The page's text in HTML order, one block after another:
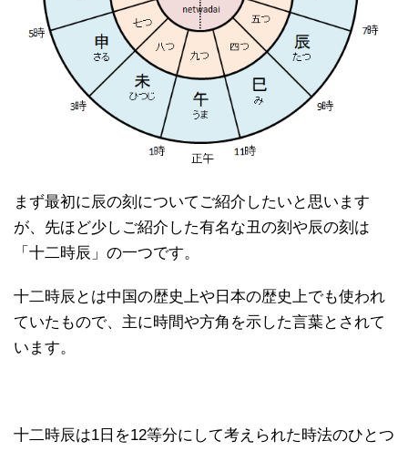
まず最初に辰の刻についてご紹介したいと思います
が、先ほど少しご紹介した有名な丑の刻や辰の刻は
「十二時辰」の一つです。
十二時辰とは中国の歴史上や日本の歴史上でも使われ
ていたもので、主に時間や方角を示した言葉とされて
います。
十二時辰は1日を12等分にして考えられた時法のひとつ